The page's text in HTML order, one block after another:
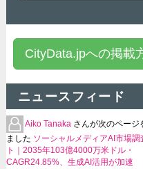
CityData.jpへの掲載
ニュースフィード
Aiko Tanaka さんが次のページ
ました ソーシャルメディアAI市場調
ト｜2035年103億4000万米ドル・
CAGR24.85%、生成AI活用が加速